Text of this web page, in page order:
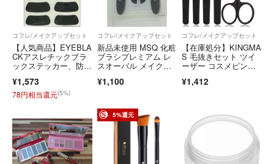
コフレ/メイクアップセット
【人気商品】EYEBLA
CKアスレチックブラ
ックステッカー、防眩
¥1,573
78円相当還元(5%)
コフレ/メイクアップセット
新品未使用 MSQ 化粧
ブラシプレミアム レ
スオーバル メイクブ
¥1,100
コフレ/メイクアップセット
【在庫処分】KINGMA
S 毛抜きセット ツイ
ーザー コスメピンセ
¥1,412
5%還元